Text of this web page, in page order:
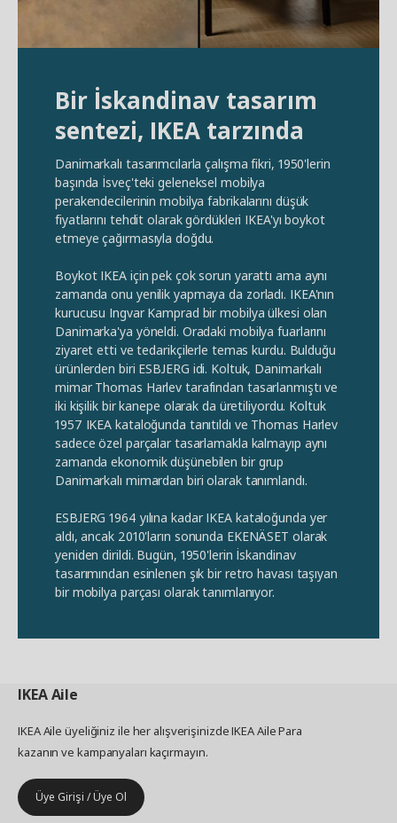
Bir İskandinav tasarım
sentezi, IKEA tarzında
Danimarkalı tasarımcılarla çalışma fikri, 1950'lerin
başında İsveç'teki geleneksel mobilya
perakendecilerinin mobilya fabrikalarını düşük
fiyatlarını tehdit olarak gördükleri IKEA'yı boykot
etmeye çağırmasıyla doğdu.
Boykot IKEA için pek çok sorun yarattı ama aynı
zamanda onu yenilik yapmaya da zorladı. IKEA'nın
kurucusu Ingvar Kamprad bir mobilya ülkesi olan
Danimarka'ya yöneldi. Oradaki mobilya fuarlarını
ziyaret etti ve tedarikçilerle temas kurdu. Bulduğu
ürünlerden biri ESBJERG idi. Koltuk, Danimarkalı
mimar Thomas Harlev tarafından tasarlanmıştı ve
iki kişilik bir kanepe olarak da üretiliyordu. Koltuk
1957 IKEA kataloğunda tanıtıldı ve Thomas Harlev
sadece özel parçalar tasarlamakla kalmayıp aynı
zamanda ekonomik düşünebilen bir grup
Danimarkalı mimardan biri olarak tanımlandı.
ESBJERG 1964 yılına kadar IKEA kataloğunda yer
aldı, ancak 2010'ların sonunda EKENÄSET olarak
yeniden dirildi. Bugün, 1950'lerin İskandinav
tasarımından esinlenen şık bir retro havası taşıyan
bir mobilya parçası olarak tanımlanıyor.
IKEAAile
IKEA Aile üyeliğiniz ile her alışverişinizde IKEA Aile Para
kazanın ve kampanyaları kaçırmayın.
Üye Girişi / Üye Ol